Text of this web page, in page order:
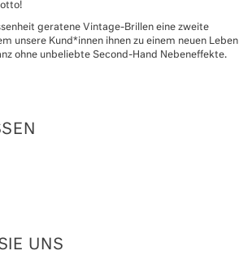
geratene Vintage-Brillen eine zweite
unsere Kund*innen ihnen zu einem neuen Leben
ohne unbeliebte Second-Hand Nebeneffekte.
UNS